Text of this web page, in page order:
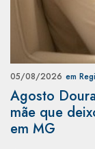
05/08/2026 em
Agosto
mãe que
em MG